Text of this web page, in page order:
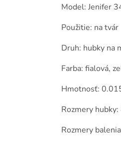
Model: Jenifer
Použitie: na tvár
Druh: hubky na
Farba: fialová,
Hmotnosť:
Rozmery
Rozmery